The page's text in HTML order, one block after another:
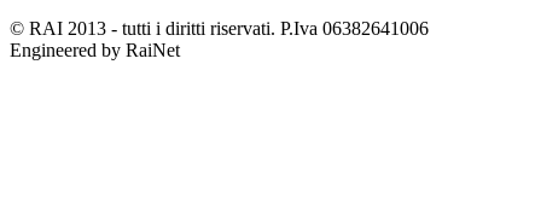
© RAI 2013 - tutti i diritti riservati. P.Iva 06382641006
Engineered by RaiNet